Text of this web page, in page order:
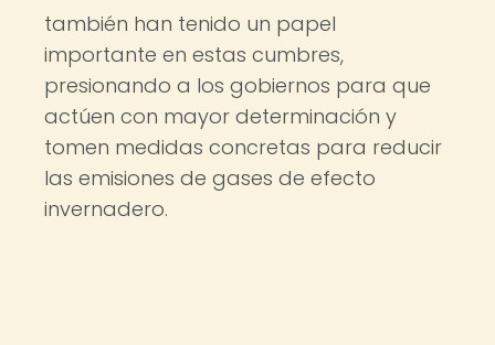
también han tenido un papel
importante en estas cumbres,
presionando a los gobiernos para que
actúen con mayor determinación y
tomen medidas concretas para reducir
las emisiones de gases de efecto
invernadero.